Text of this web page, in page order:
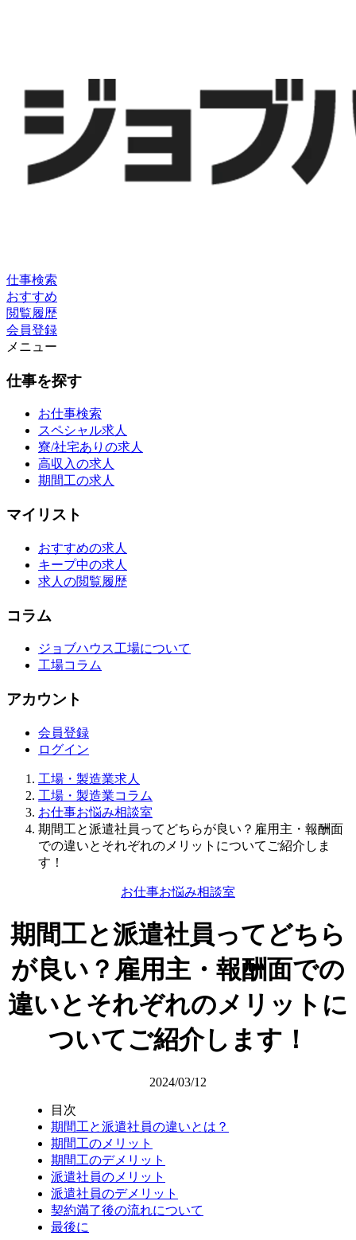
仕事検索
おすすめ
閲覧履歴
会員登録
メニュー
仕事を探す
お仕事検索
スペシャル求人
寮/社宅ありの求人
高収入の求人
期間工の求人
マイリスト
おすすめの求人
キープ中の求人
求人の閲覧履歴
コラム
ジョブハウス工場について
工場コラム
アカウント
会員登録
ログイン
工場・製造業求人
工場・製造業コラム
お仕事お悩み相談室
期間工と派遣社員ってどちらが良い？雇用主・報酬面
での違いとそれぞれのメリットについてご紹介しま
す！
お仕事お悩み相談室
期間工と派遣社員ってどちら
が良い？雇用主・報酬面での
違いとそれぞれのメリットに
ついてご紹介します！
2024/03/12
目次
期間工と派遣社員の違いとは？
期間工のメリット
期間工のデメリット
派遣社員のメリット
派遣社員のデメリット
契約満了後の流れについて
最後に